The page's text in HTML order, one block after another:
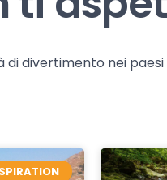
di divertimento nei paesi